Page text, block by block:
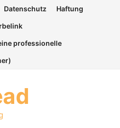
Datenschutz Haftung
professionelle